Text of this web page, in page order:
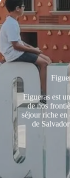
Figueras est
de nos
séjour riche en
de